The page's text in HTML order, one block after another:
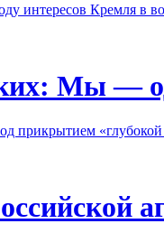
интересов Кремля в
Мы —
прикрытием